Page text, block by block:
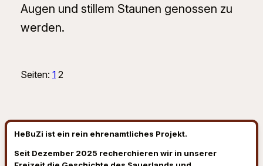
Augen und stillem Staunen genossen zu
werden.
Seiten: 1 2
HeBuZi ist ein rein ehrenamtliches Projekt.
Seit Dezember 2025 recherchieren wir in unserer